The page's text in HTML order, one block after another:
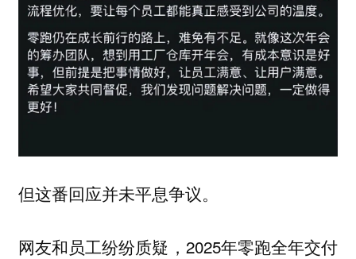
但这番回应并未平息争议。
网友和员工纷纷质疑，2025年零跑全年交付